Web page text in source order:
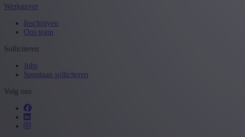
Werkgever
Inschrijven
Ons team
Solliciteren
Jobs
Spontaan solliciteren
Volg ons